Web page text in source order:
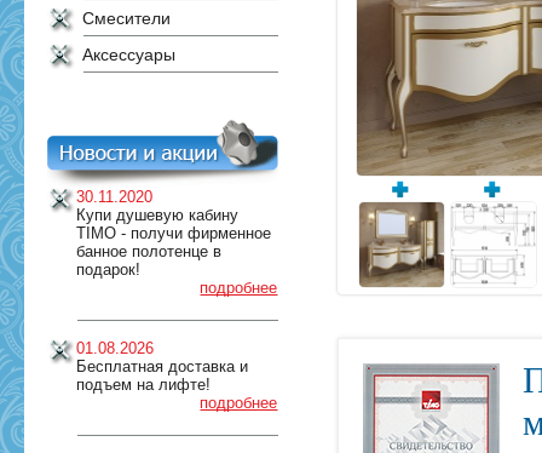
Смесители
Аксессуары
30.11.2020
Купи душевую кабину
TIMO - получи фирменное
банное полотенце в
подарок!
подробнее
01.08.2026
Бесплатная доставка и
подъем на лифте!
подробнее